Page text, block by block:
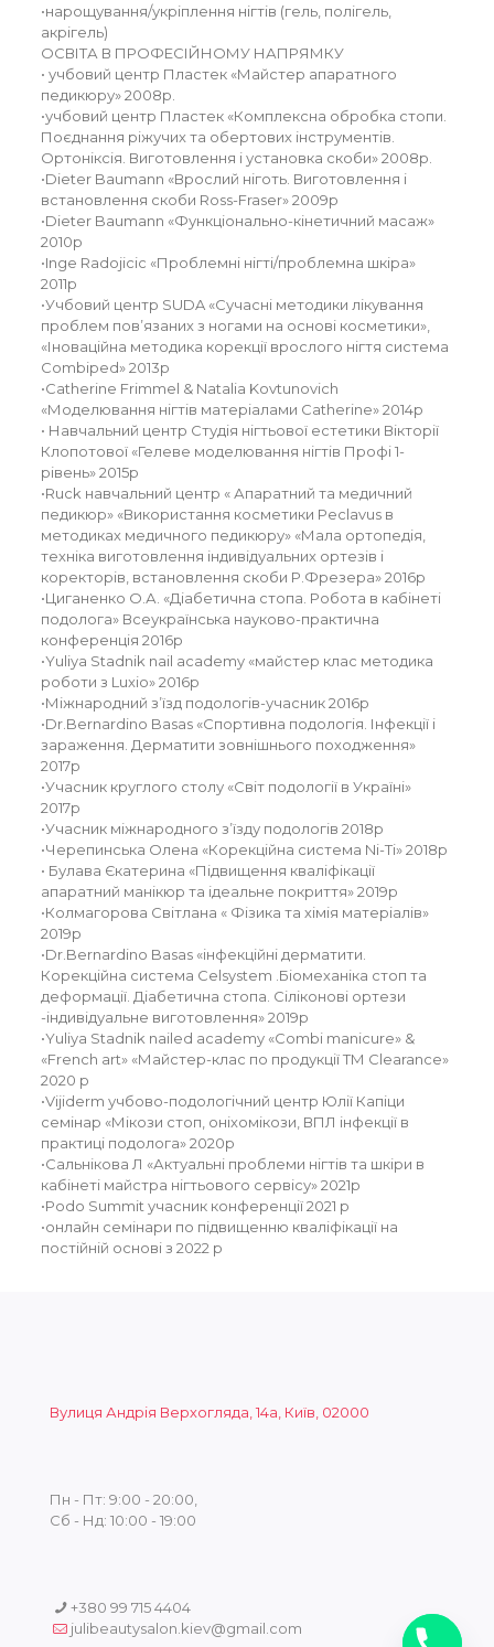
•нарощування/укріплення нігтів (гель, полігель,
акрігель)
ОСВІТА В ПРОФЕСІЙНОМУ НАПРЯМКУ
• учбовий центр Пластек «Майстер апаратного
педикюру» 2008р.
•учбовий центр Пластек «Комплексна обробка стопи.
Поєднання ріжучих та обертових інструментів.
Ортоніксія. Виготовлення і установка скоби» 2008р.
•Dieter Baumann «Врослий ніготь. Виготовлення і
встановлення скоби Ross-Fraser» 2009р
•Dieter Baumann «Функціонально-кінетичний масаж»
2010р
•Inge Radojicic «Проблемні нігті/проблемна шкіра»
2011р
•Учбовий центр SUDA «Сучасні методики лікування
проблем повʼязаних з ногами на основі косметики»,
«Іноваційна методика корекції врослого нігтя система
Combiped» 2013р
•Catherine Frimmel & Natalia Kovtunovich
«Моделювання нігтів матеріалами Catherine» 2014р
• Навчальний центр Студія нігтьової естетики Вікторії
Клопотової «Гелеве моделювання нігтів Профі 1-
рівень» 2015р
•Ruck навчальний центр « Апаратний та медичний
педикюр» «Використання косметики Peclavus в
методиках медичного педикюру» «Мала ортопедія,
техніка виготовлення індивідуальних ортезів і
коректорів, встановлення скоби Р.Фрезера» 2016р
•Циганенко О.А. «Діабетична стопа. Робота в кабінеті
подолога» Всеукраїнська науково-практична
конференція 2016р
•Yuliya Stadnik nail academy «майстер клас методика
роботи з Luxio» 2016р
•Міжнародний зʼїзд подологів-учасник 2016р
•Dr.Bernardino Basas «Спортивна подологія. Інфекції і
зараження. Дерматити зовнішнього походження»
2017р
•Учасник круглого столу «Світ подології в Україні»
2017р
•Учасник міжнародного зʼїзду подологів 2018р
•Черепинська Олена «Корекційна система Ni-Ti» 2018р
• Булава Єкатерина «Підвищення кваліфікації
апаратний манікюр та ідеальне покриття» 2019р
•Колмагорова Світлана « Фізика та хімія матеріалів»
2019р
•Dr.Bernardino Basas «інфекційні дерматити.
Корекційна система Celsystem .Біомеханіка стоп та
деформації. Діабетична стопа. Сіліконові ортези
-індивідуальне виготовлення» 2019р
•Yuliya Stadnik nailed academy «Combi manicure» &
«French art» «Майстер-клас по продукції ТМ Clearance»
2020 р
•Vijiderm учбово-подологічний центр Юлії Капіци
семінар «Мікози стоп, оніхомікози, ВПЛ інфекції в
практиці подолога» 2020р
•Сальнікова Л «Актуальні проблеми нігтів та шкіри в
кабінеті майстра нігтьового сервісу» 2021р
•Podo Summit учасник конференції 2021 р
•онлайн семінари по підвищенню кваліфікації на
постійній основі з 2022 р
Вулиця Андрія Верхогляда, 14а, Київ, 02000
Пн - Пт: 9:00 - 20:00,
Сб - Нд: 10:00 - 19:00
+380 99 715 4404
julibeautysalon.kiev@gmail.com